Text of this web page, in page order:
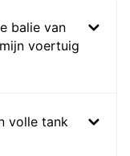
balie van
voertuig
volle tank